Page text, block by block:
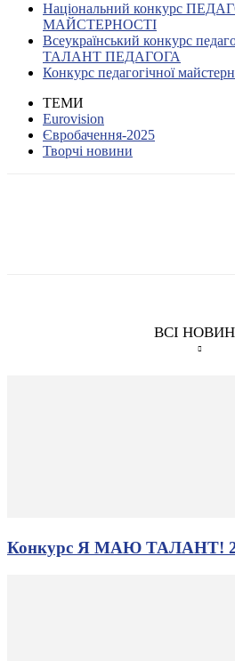
Національний конкурс
МАЙСТЕРНОСТІ
Всеукраїнський конкурс
ТАЛАНТ ПЕДАГОГА
Конкурс педагогічної
ТЕМИ
Eurovision
Євробачення-2025
Творчі новини
ВСІ
Конкурс Я МАЮ ТАЛАНТ!